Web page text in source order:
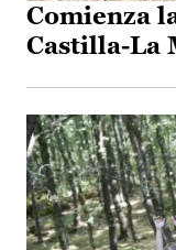
Comienza
Castilla-La